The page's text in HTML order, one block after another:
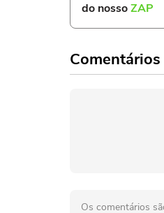
do nossoZAP
Comentários
Os comentários